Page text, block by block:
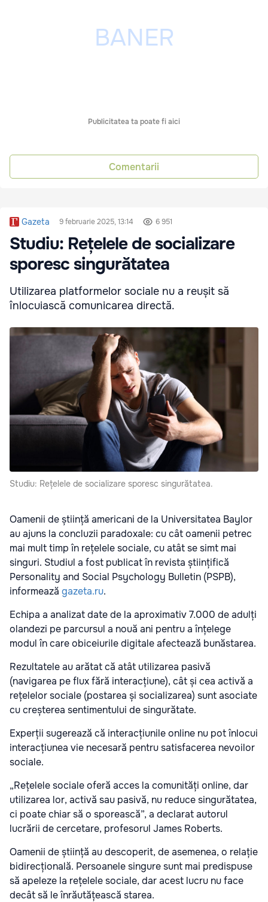
Publicitatea ta poate fi aici
Comentarii
Gazeta 9 februarie 2025, 13:14 6 951
Studiu: Rețelele de socializare
sporesc singurătatea
Utilizarea platformelor sociale nu a reușit să
înlocuiască comunicarea directă.
Studiu: Rețelele de socializare sporesc singurătatea.
Oamenii de știință americani de la Universitatea Baylor
au ajuns la concluzii paradoxale: cu cât oamenii petrec
mai mult timp în rețelele sociale, cu atât se simt mai
singuri. Studiul a fost publicat în revista științifică
Personality and Social Psychology Bulletin (PSPB),
informează gazeta.ru.
Echipa a analizat date de la aproximativ 7.000 de adulți
olandezi pe parcursul a nouă ani pentru a înțelege
modul în care obiceiurile digitale afectează bunăstarea.
Rezultatele au arătat că atât utilizarea pasivă
(navigarea pe flux fără interacțiune), cât și cea activă a
rețelelor sociale (postarea și socializarea) sunt asociate
cu creșterea sentimentului de singurătate.
Experții sugerează că interacțiunile online nu pot înlocui
interacțiunea vie necesară pentru satisfacerea nevoilor
sociale.
„Rețelele sociale oferă acces la comunități online, dar
utilizarea lor, activă sau pasivă, nu reduce singurătatea,
ci poate chiar să o sporească”, a declarat autorul
lucrării de cercetare, profesorul James Roberts.
Oamenii de știință au descoperit, de asemenea, o relație
bidirecțională. Persoanele singure sunt mai predispuse
să apeleze la rețelele sociale, dar acest lucru nu face
decât să le înrăutățească starea.